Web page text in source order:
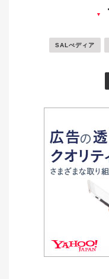
▼
SALぺディア